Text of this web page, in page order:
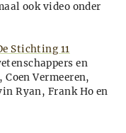
ook video onder
Stichting 11
en
Vermeeren,
Ryan, Frank Ho en